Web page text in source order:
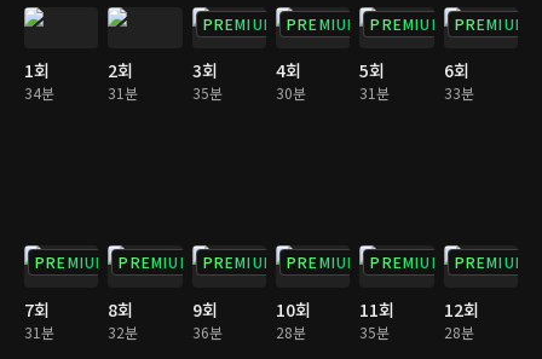
1회
34분
2회
31분
PREMIUM
3회
35분
PREMIUM
4회
30분
PREMIUM
5회
31분
PREMIUM
6회
33분
PREMIUM
7회
31분
PREMIUM
8회
32분
PREMIUM
9회
36분
PREMIUM
10회
28분
PREMIUM
11회
35분
PREMIUM
12회
28분